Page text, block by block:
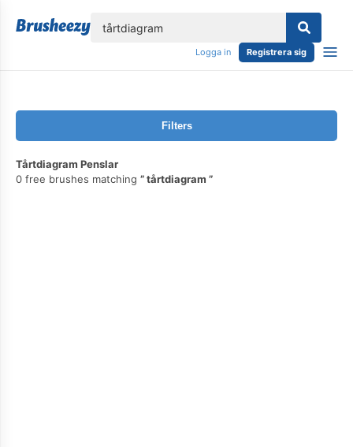
Logga in Registrera sig
Filters
Tårtdiagram Penslar
0 free brushes matching
tårtdiagram